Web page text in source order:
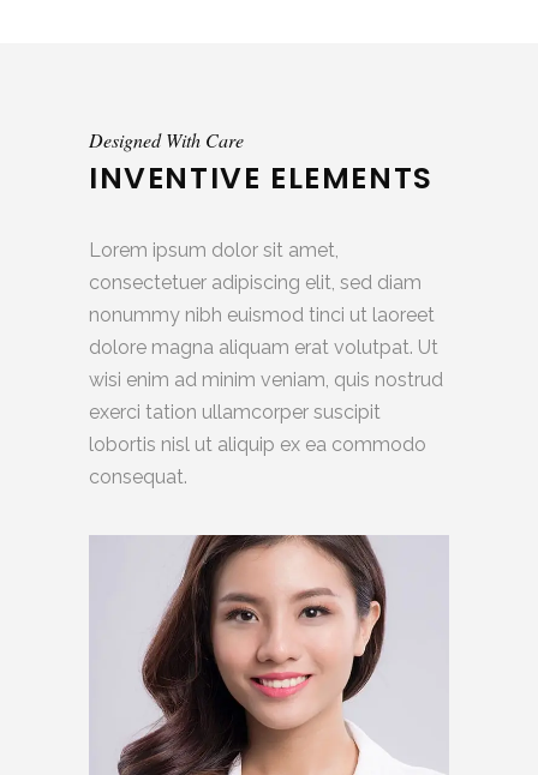
Designed With Care
INVENTIVE ELEMENTS
Lorem ipsum dolor sit amet,
consectetuer adipiscing elit, sed diam
nonummy nibh euismod tinci ut laoreet
dolore magna aliquam erat volutpat. Ut
wisi enim ad minim veniam, quis nostrud
exerci tation ullamcorper suscipit
lobortis nisl ut aliquip ex ea commodo
consequat.